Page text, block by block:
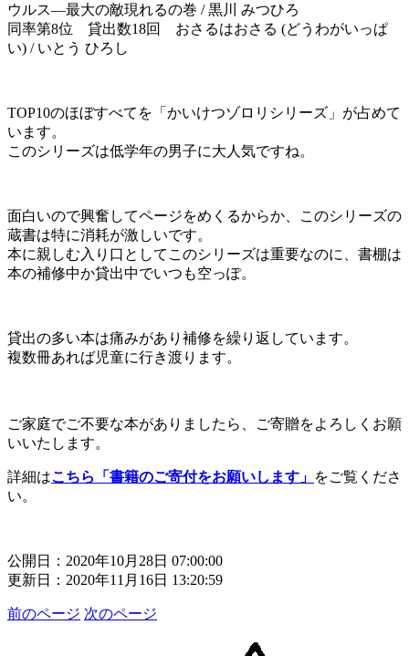
ウルス―最大の敵現れるの巻 / 黒川 みつひろ
同率第8位 貸出数18回 おさるはおさる (どうわがいっぱ
い) / いとう ひろし
TOP10のほぼすべてを「かいけつゾロリシリーズ」が占めて
います。
このシリーズは低学年の男子に大人気ですね。
面白いので興奮してページをめくるからか、このシリーズの
蔵書は特に消耗が激しいです。
本に親しむ入り口としてこのシリーズは重要なのに、書棚は
本の補修中か貸出中でいつも空っぽ。
貸出の多い本は痛みがあり補修を繰り返しています。
複数冊あれば児童に行き渡ります。
ご家庭でご不要な本がありましたら、ご寄贈をよろしくお願
いいたします。
詳細はこちら「書籍のご寄付をお願いします」 をご覧くださ
い。
公開日：2020年10月28日 07:00:00
更新日：2020年11月16日 13:20:59
前のページ 次のページ